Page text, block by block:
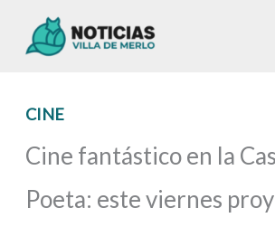
CINE
Cine fantástico en la
Poeta: este viernes